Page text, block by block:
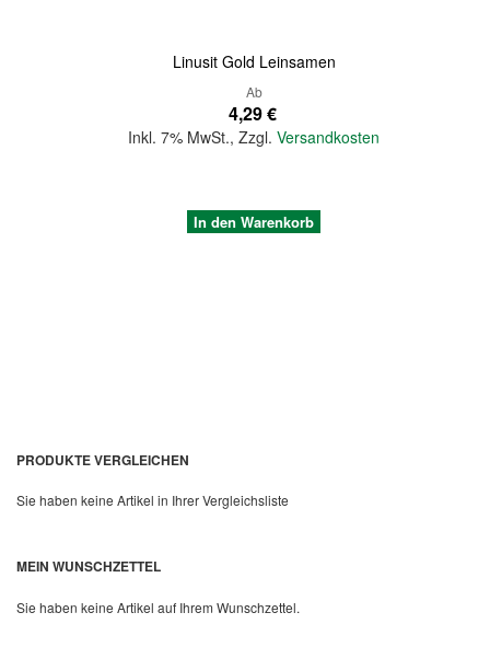
Linusit Gold Leinsamen
Ab
4,29 €
Inkl. 7% MwSt.,Zzgl.Versandkosten
In den Warenkorb
PRODUKTE VERGLEICHEN
Sie haben keine Artikel in Ihrer Vergleichsliste
MEIN WUNSCHZETTEL
Sie haben keine Artikel auf Ihrem Wunschzettel.